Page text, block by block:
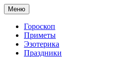
Меню
Гороскоп
Приметы
Эзотерика
Праздники